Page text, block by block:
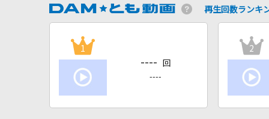
再生回数ランキ
1
---- 回
----
2